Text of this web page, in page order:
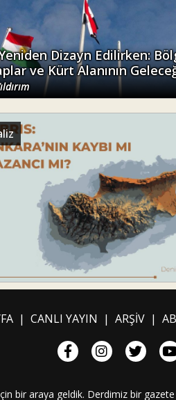
Dizayn Edilirken:
ve Kürt Alanının
| CANLI YAYIN | ARŞİV |
bir araya geldik. Derdimiz bir gazete